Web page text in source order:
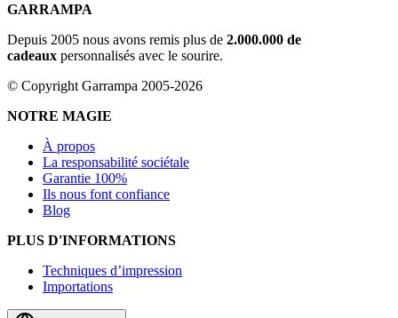
GARRAMPA
Depuis 2005 nous avons remis plus de 2.000.000 de
cadeaux personnalisés avec le sourire.
© Copyright Garrampa 2005-2026
NOTRE MAGIE
À propos
La responsabilité sociétale
Garantie 100%
Ils nous font confiance
Blog
PLUS D'INFORMATIONS
Techniques d’impression
Importations